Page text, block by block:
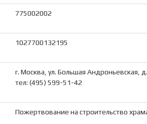
775002002
1027700132195
г. Москва, ул. Большая Андроньевская,
тел: (495) 599-51-42
Пожертвование на строительство